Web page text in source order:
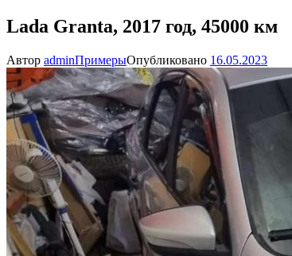
Lada Granta, 2017 год, 45000 км
Автор adminПримерыОпубликовано 16.05.2023